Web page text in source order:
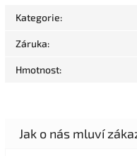
Kategorie:
Záruka:
Hmotnost: